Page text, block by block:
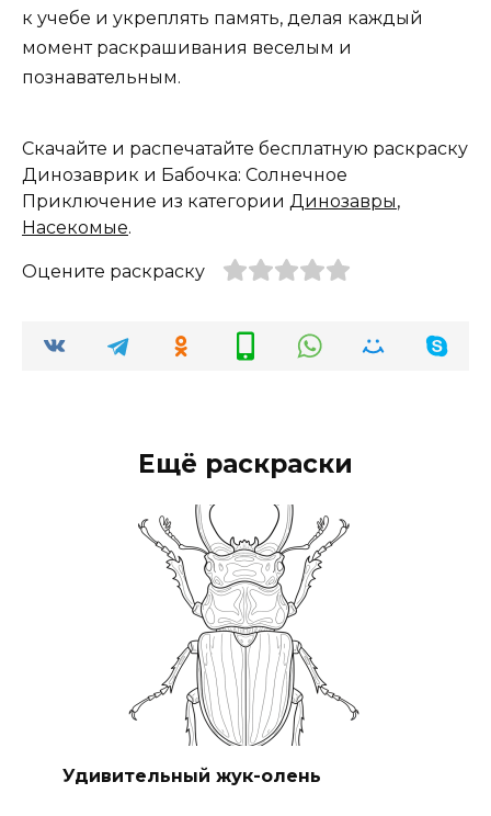
к учебе и укреплять память, делая каждый
момент раскрашивания веселым и
познавательным.
Скачайте и распечатайте бесплатную раскраску
Динозаврик и Бабочка: Солнечное
Приключение из категории Динозавры,
Насекомые.
Оцените раскраску
Ещё раскраски
Удивительный жук-олень